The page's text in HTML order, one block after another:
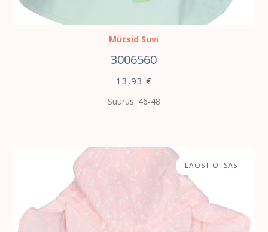
Mütsid Suvi
3006560
13,93 €
Suurus: 46-48
LAOST OTSAS